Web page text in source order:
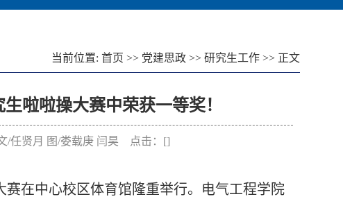
当前位置: 首页 >> 党建思政 >> 研究生工作 >> 正文
啦啦操大赛中荣获一等奖！
/任贤月 图/娄载庚 闫昊 点击：[]
赛在中心校区体育馆隆重举行。电气工程学院